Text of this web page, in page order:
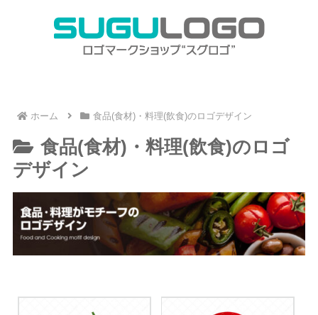
ホーム 食品(食材)・料理(飲食)のロゴデザイン
食品(食材)・料理(飲食)のロゴ
デザイン